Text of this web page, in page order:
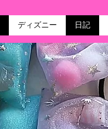
ディズニー 日記